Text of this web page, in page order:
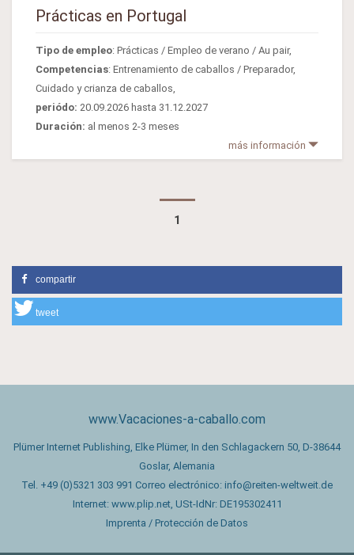
Prácticas en Portugal
Tipo de empleo: Prácticas / Empleo de verano / Au pair,
Competencias: Entrenamiento de caballos / Preparador,
Cuidado y crianza de caballos,
periódo: 20.09.2026 hasta 31.12.2027
Duración: al menos 2-3 meses
más información
1
compartir
tweet
www.Vacaciones-a-caballo.com
Plümer Internet Publishing, Elke Plümer, In den Schlagackern 50, D-38644
Goslar, Alemania
Tel. +49 (0)5321 303 991 Correo electrónico: info@reiten-weltweit.de
Internet: www.plip.net, USt-IdNr: DE195302411
Imprenta / Protección de Datos